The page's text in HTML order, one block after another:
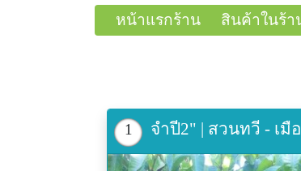
หน้าแรกร้าน
สินค้าในร้า
1 จำปี2" | สวนทวี - เมื